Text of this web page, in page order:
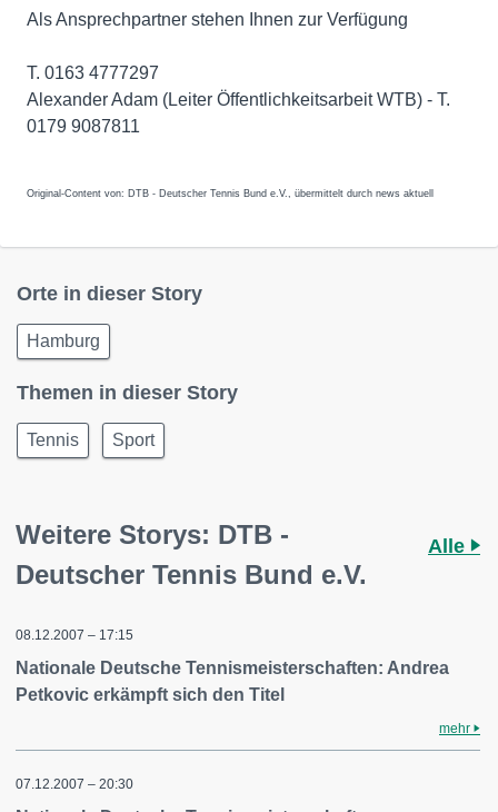
Als Ansprechpartner stehen Ihnen zur Verfügung
T. 0163 4777297
Alexander Adam (Leiter Öffentlichkeitsarbeit WTB) - T.
0179 9087811
Original-Content von: DTB - Deutscher Tennis Bund e.V., übermittelt durch news aktuell
Orte in dieser Story
Hamburg
Themen in dieser Story
Tennis Sport
Weitere Storys: DTB -
Deutscher Tennis Bund e.V.
Alle
08.12.2007 – 17:15
Nationale Deutsche Tennismeisterschaften: Andrea
Petkovic erkämpft sich den Titel
mehr
07.12.2007 – 20:30